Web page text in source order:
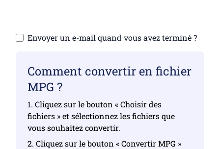
Envoyer un e-mail quand vous avez terminé ?
Comment convertir en fichier
MPG ?
1. Cliquez sur le bouton « Choisir des
fichiers » et sélectionnez les fichiers que
vous souhaitez convertir.
2. Cliquez sur le bouton « Convertir MPG »